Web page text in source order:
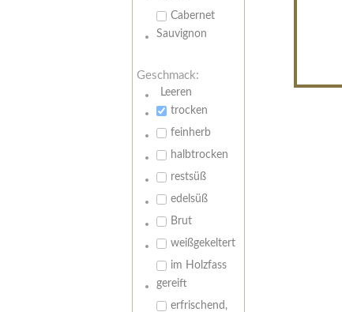
Cabernet
Sauvignon
Geschmack:
Leeren
trocken
feinherb
halbtrocken
restsüß
edelsüß
Brut
weißgekeltert
im Holzfass
gereift
erfrischend,